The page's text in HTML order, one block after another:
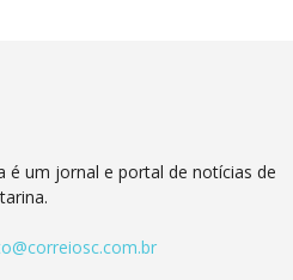
é um jornal e portal de notícias de